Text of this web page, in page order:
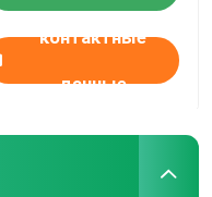
контактные
данные